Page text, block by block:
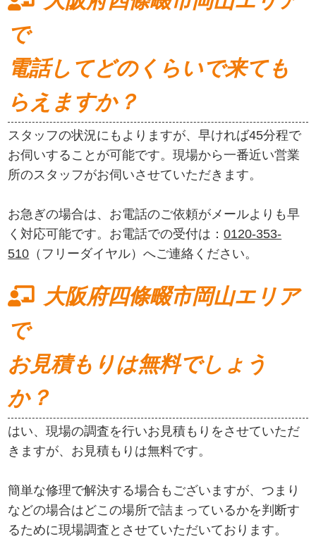
で
電話してどのくらいで来ても
らえますか？
スタッフの状況にもよりますが、早ければ45分程で
お伺いすることが可能です。現場から一番近い営業
所のスタッフがお伺いさせていただきます。
お急ぎの場合は、お電話のご依頼がメールよりも早
く対応可能です。お電話での受付は：0120-353-
510 （フリーダイヤル）へご連絡ください。
大阪府四條畷市岡山エリア
で
お見積もりは無料でしょう
か？
はい、現場の調査を行いお見積もりをさせていただ
きますが、お見積もりは無料です。
簡単な修理で解決する場合もございますが、つまり
などの場合はどこの場所で詰まっているかを判断す
るために現場調査とさせていただいております。